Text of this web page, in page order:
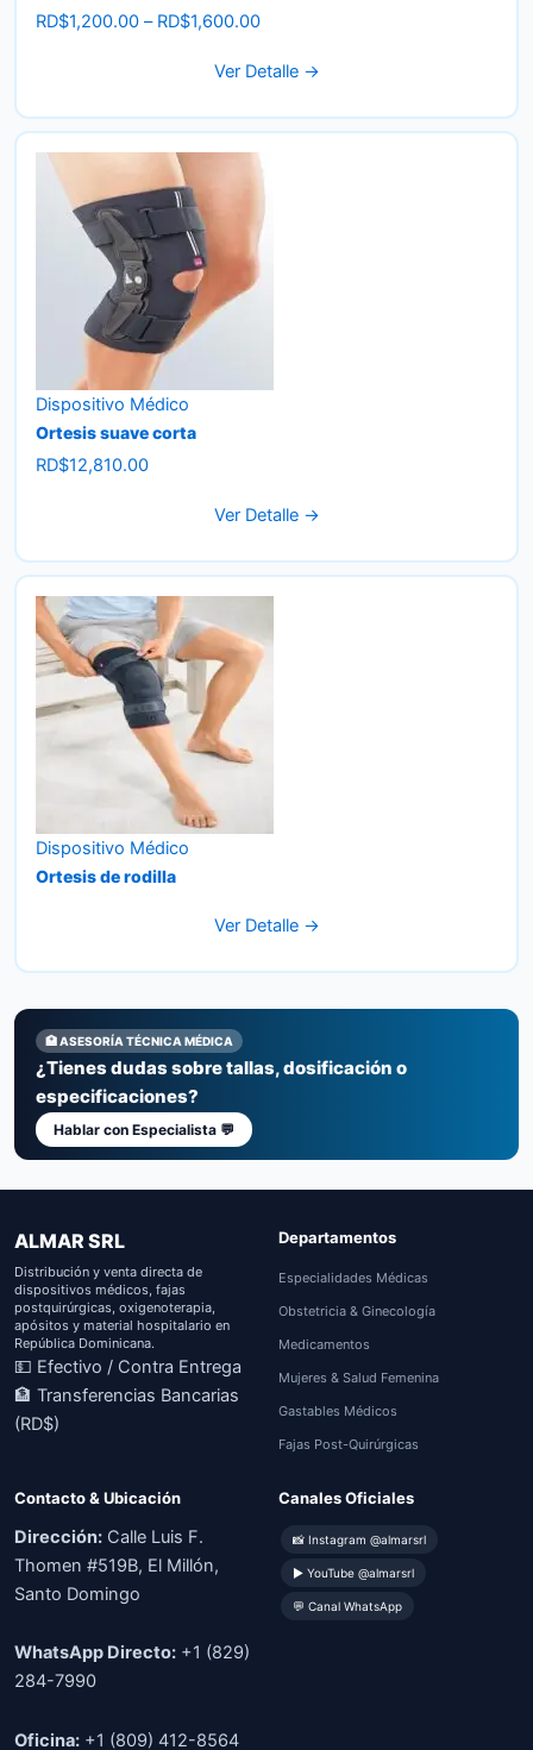
RD$1,200.00 – RD$1,600.00Price
RD$1,200.00
RD$1,600.00
Ver Detalle →
Dispositivo Médico
Ortesis suave corta
RD$12,810.00
Ver Detalle →
Dispositivo Médico
Ortesis de rodilla
Ver Detalle →
🏥 ASESORÍA TÉCNICA MÉDICA
¿Tienes dudas sobre tallas, dosificación o
especificaciones?
Hablar con Especialista 💬
ALMAR SRL
Distribución y venta directa de
dispositivos médicos, fajas
postquirúrgicas, oxigenoterapia,
apósitos y material hospitalario en
República Dominicana.
💵 Efectivo / Contra Entrega
🏦 Transferencias Bancarias
(RD$)
Departamentos
Especialidades Médicas
Obstetricia & Ginecología
Medicamentos
Mujeres & Salud Femenina
Gastables Médicos
Fajas Post-Quirúrgicas
Contacto & Ubicación
Dirección: Calle Luis F.
Thomen #519B, El Millón,
Santo Domingo
WhatsApp Directo: +1 (829)
284-7990
Oficina: +1 (809) 412-8564
Canales Oficiales
📸 Instagram @almarsrl
▶ YouTube @almarsrl
💬 Canal WhatsApp